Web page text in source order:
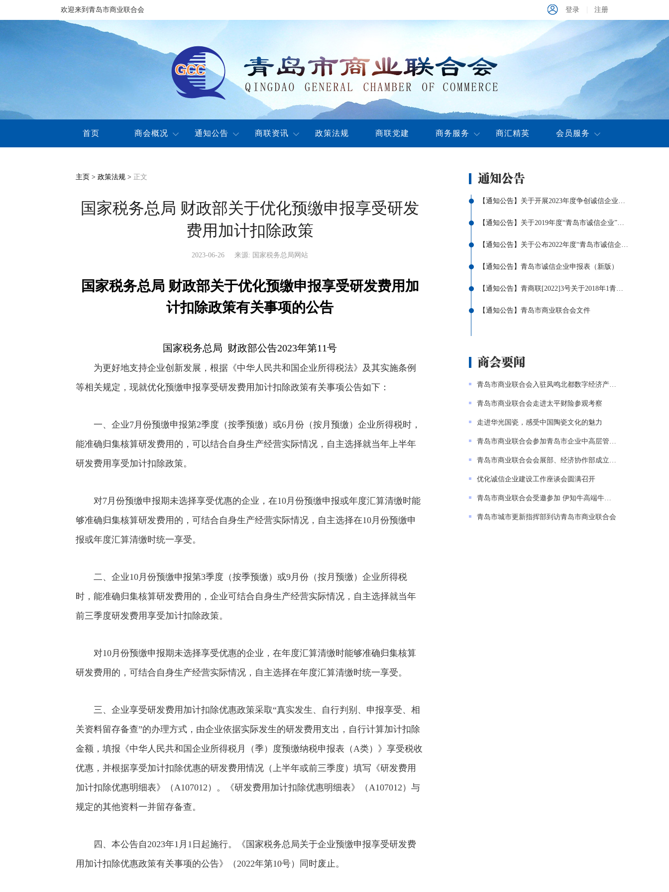
欢迎来到青岛市商业联合会 注册
登录
首页 商会概况 通知公告 商联资讯 政策法规 商联党建 商务服务 商汇精英 会员服务
主页 > 政策法规 > 正文
国家税务总局 财政部关于优化预缴申报享受研发
费用加计扣除政策
2023-06-26 来源: 国家税务总局网站
国家税务总局 财政部关于优化预缴申报享受研发费用加
计扣除政策有关事项的公告
国家税务总局 财政部公告2023年第11号
为更好地支持企业创新发展，根据《中华人民共和国企业所得税法》及其实施条例
等相关规定，现就优化预缴申报享受研发费用加计扣除政策有关事项公告如下：
一、企业7月份预缴申报第2季度（按季预缴）或6月份（按月预缴）企业所得税时，
能准确归集核算研发费用的，可以结合自身生产经营实际情况，自主选择就当年上半年
研发费用享受加计扣除政策。
对7月份预缴申报期未选择享受优惠的企业，在10月份预缴申报或年度汇算清缴时能
够准确归集核算研发费用的，可结合自身生产经营实际情况，自主选择在10月份预缴申
报或年度汇算清缴时统一享受。
二、企业10月份预缴申报第3季度（按季预缴）或9月份（按月预缴）企业所得税
时，能准确归集核算研发费用的，企业可结合自身生产经营实际情况，自主选择就当年
前三季度研发费用享受加计扣除政策。
对10月份预缴申报期未选择享受优惠的企业，在年度汇算清缴时能够准确归集核算
研发费用的，可结合自身生产经营实际情况，自主选择在年度汇算清缴时统一享受。
三、企业享受研发费用加计扣除优惠政策采取“真实发生、自行判别、申报享受、相
关资料留存备查”的办理方式，由企业依据实际发生的研发费用支出，自行计算加计扣除
金额，填报《中华人民共和国企业所得税月（季）度预缴纳税申报表（A类）》享受税收
优惠，并根据享受加计扣除优惠的研发费用情况（上半年或前三季度）填写《研发费用
加计扣除优惠明细表》（A107012）。《研发费用加计扣除优惠明细表》（A107012）与
规定的其他资料一并留存备查。
四、本公告自2023年1月1日起施行。《国家税务总局关于企业预缴申报享受研发费
用加计扣除优惠政策有关事项的公告》（2022年第10号）同时废止。
【通知公告】 关于开展2023年度争创诚信企业评选活动的意见
【通知公告】 关于2019年度“青岛市诚信企业”牌证到期停止使
【通知公告】 关于公布2022年度“青岛市诚信企业”的通知
【通知公告】 青岛市诚信企业申报表（新版）
【通知公告】 青商联[2022]3号关于2018年1青岛市诚信企业到期
【通知公告】 青岛市商业联合会文件
青岛市商业联合会入驻凤鸣北都数字经济产业园
青岛市商业联合会走进太平财险参观考察
走进华光国瓷，感受中国陶瓷文化的魅力
青岛市商业联合会参加青岛市企业中高层管理人员
青岛市商业联合会会展部、经济协作部成立 揭牌
优化诚信企业建设工作座谈会圆满召开
青岛市商业联合会受邀参加 伊知牛高端牛肉店体
青岛市城市更新指挥部到访青岛市商业联合会